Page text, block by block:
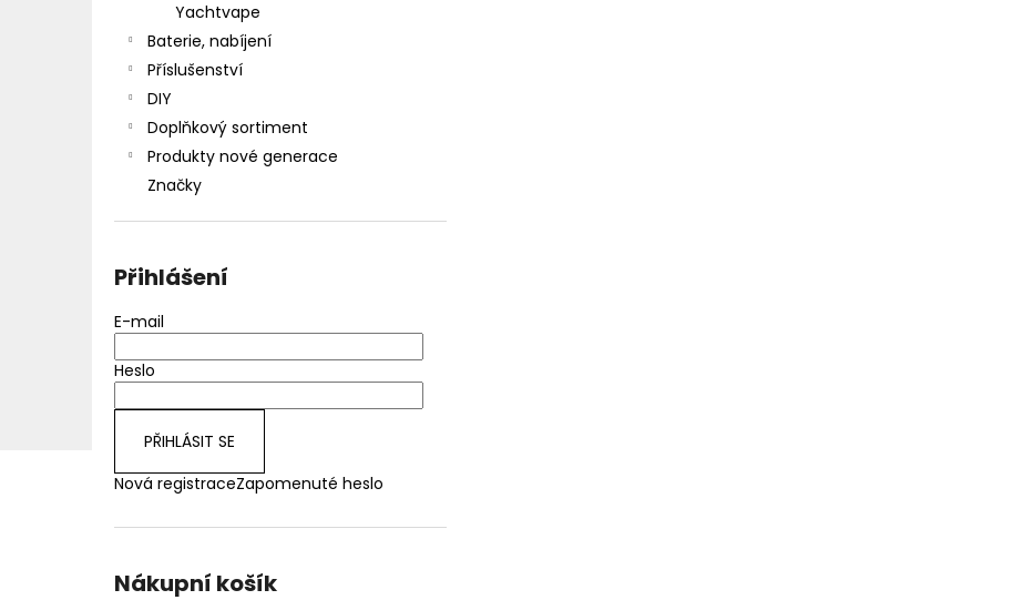
Yachtvape
Baterie, nabíjení
Příslušenství
DIY
Doplňkový sortiment
Produkty nové generace
Značky
Přihlášení
E-mail
Heslo
PŘIHLÁSIT SE
Nová registraceZapomenuté heslo
Nákupní košík